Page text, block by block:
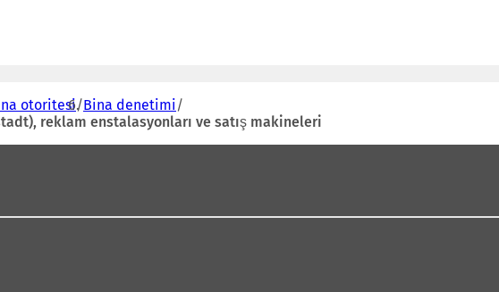
otoritesi Bina denetimi
reklam enstalasyonları ve satış makineleri